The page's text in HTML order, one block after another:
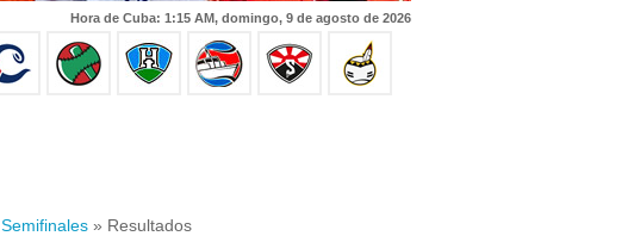
Hora de Cuba: 1:15 AM, domingo, 9 de agosto de 2026
Semifinales » Resultados